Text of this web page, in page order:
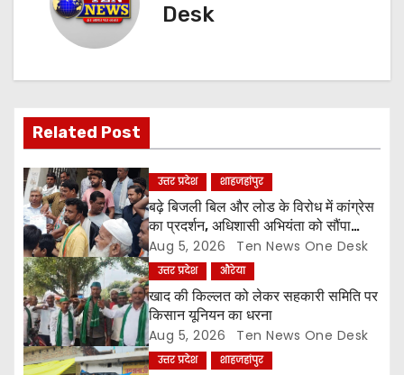
g
a
t
i
o
n
Desk
Related Post
उत्तर प्रदेश शाहजहांपुर
बढ़े बिजली बिल और लोड के विरोध में कांग्रेस
का प्रदर्शन, अधिशासी अभियंता को सौंपा
ज्ञापन
Aug 5, 2026 Ten News One Desk
उत्तर प्रदेश औरेया
खाद की किल्लत को लेकर सहकारी समिति पर
किसान यूनियन का धरना
Aug 5, 2026 Ten News One Desk
उत्तर प्रदेश शाहजहांपुर